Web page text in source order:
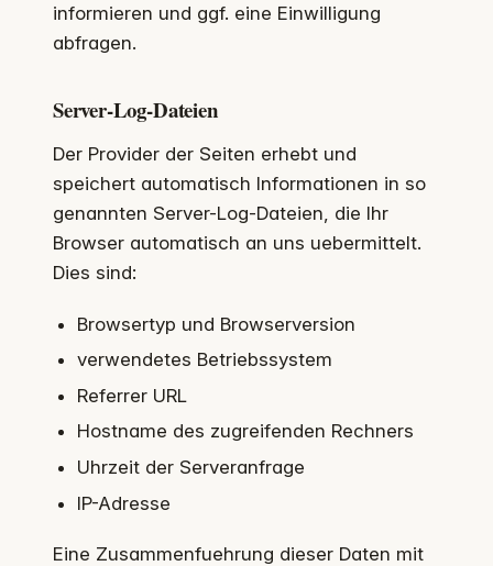
informieren und ggf. eine Einwilligung
abfragen.
Server-Log-Dateien
Der Provider der Seiten erhebt und
speichert automatisch Informationen in so
genannten Server-Log-Dateien, die Ihr
Browser automatisch an uns uebermittelt.
Dies sind:
Browsertyp und Browserversion
verwendetes Betriebssystem
Referrer URL
Hostname des zugreifenden Rechners
Uhrzeit der Serveranfrage
IP-Adresse
Eine Zusammenfuehrung dieser Daten mit